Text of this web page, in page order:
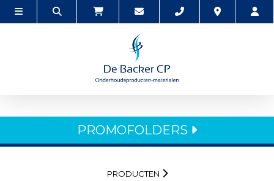
PROMOFOLDERS
PRODUCTEN